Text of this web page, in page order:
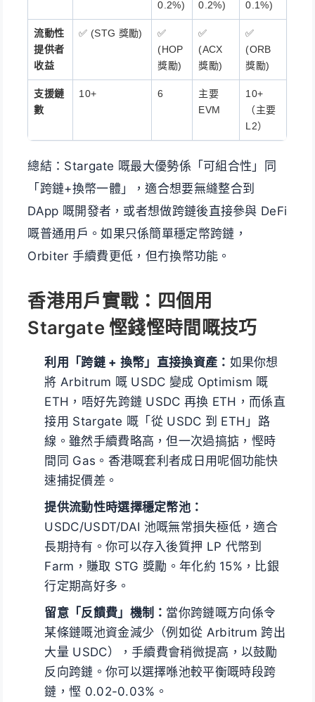
0.2%) 0.2%) 0.1%)
流動性
提供者
收益
✅ (STG 獎勵)
✅
(HOP
獎勵)
✅
(ACX
獎勵)
✅
(ORB
獎勵)
支援鏈
數
10+ 6
主要
EVM
10+
（主要
L2）
總結：Stargate 嘅最大優勢係「可組合性」同
「跨鏈+換幣一體」，適合想要無縫整合到
DApp 嘅開發者，或者想做跨鏈後直接參與 DeFi
嘅普通用戶。如果只係簡單穩定幣跨鏈，
Orbiter 手續費更低，但冇換幣功能。
香港用戶實戰：四個用
Stargate 慳錢慳時間嘅技巧
利用「跨鏈 + 換幣」直接換資產： 如果你想
將 Arbitrum 嘅 USDC 變成 Optimism 嘅
ETH，唔好先跨鏈 USDC 再換 ETH，而係直
接用 Stargate 嘅「從 USDC 到 ETH」路
線。雖然手續費略高，但一次過搞掂，慳時
間同 Gas。香港嘅套利者成日用呢個功能快
速捕捉價差。
提供流動性時選擇穩定幣池：
USDC/USDT/DAI 池嘅無常損失極低，適合
長期持有。你可以存入後質押 LP 代幣到
Farm，賺取 STG 獎勵。年化約 15%，比銀
行定期高好多。
留意「反饋費」機制： 當你跨鏈嘅方向係令
某條鏈嘅池資金減少（例如從 Arbitrum 跨出
大量 USDC），手續費會稍微提高，以鼓勵
反向跨鏈。你可以選擇喺池較平衡嘅時段跨
鏈，慳 0.02-0.03%。